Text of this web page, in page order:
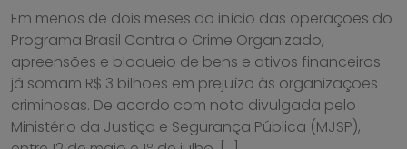
Em menos de dois meses do início das operações do
Programa Brasil Contra o Crime Organizado,
apreensões e bloqueio de bens e ativos financeiros
já somam R$ 3 bilhões em prejuízo às organizações
criminosas. De acordo com nota divulgada pelo
Ministério da Justiça e Segurança Pública (MJSP),